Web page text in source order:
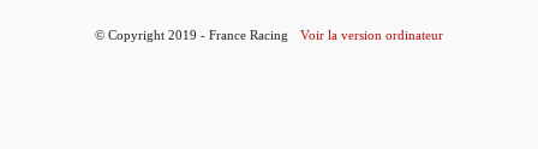
© Copyright 2019 - France Racing Voir la version ordinateur